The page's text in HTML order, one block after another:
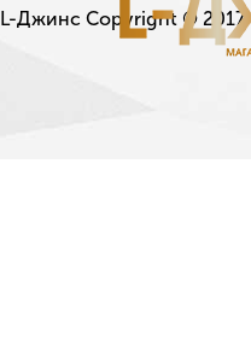
L-Джинс Copyright © 2017.